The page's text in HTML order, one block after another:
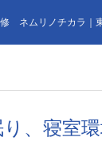
ネムリノチカラ｜
、寝室